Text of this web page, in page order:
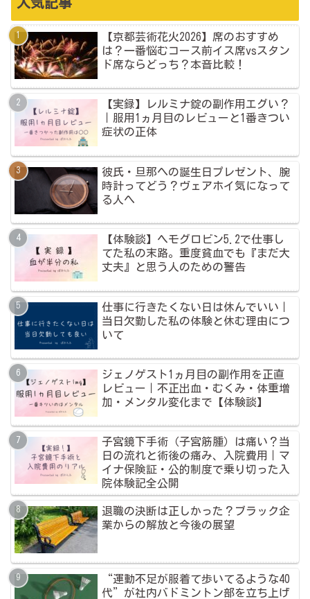
人気記事
【京都芸術花火2026】席のおすすめ
は？一番悩むコース前イス席vsスタン
ド席ならどっち？本音比較！
【実録】レルミナ錠の副作用エグい？
｜服用1ヵ月目のレビューと1番きつい
症状の正体
彼氏・旦那への誕生日プレゼント、腕
時計ってどう？ヴェアホイ気になって
る人へ
【体験談】ヘモグロビン5.2で仕事し
てた私の末路。重度貧血でも『まだ大
丈夫』と思う人のための警告
仕事に行きたくない日は休んでいい｜
当日欠勤した私の体験と休む理由につ
いて
ジェノゲスト1ヵ月目の副作用を正直
レビュー｜不正出血・むくみ・体重増
加・メンタル変化まで【体験談】
子宮鏡下手術（子宮筋腫）は痛い？当
日の流れと術後の痛み、入院費用｜マ
イナ保険証・公的制度で乗り切った入
院体験記全公開
退職の決断は正しかった？ブラック企
業からの解放と今後の展望
“運動不足が服着て歩いてるような40
代”が社内バドミントン部を立ち上げ